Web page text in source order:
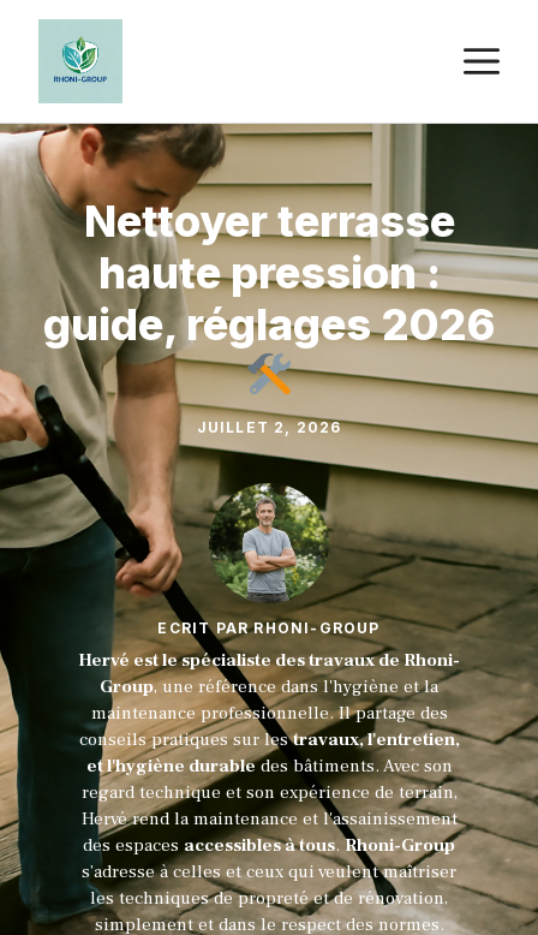
Aller
contenu
Nettoyer terrasse
haute pression :
guide, réglages 2026
JUILLET 2, 2026
ECRIT PAR RHONI-GROUP
Hervé est le spécialiste des travaux de Rhoni-
Group, une référence dans l'hygiène et la
maintenance professionnelle. Il partage des
conseils pratiques sur lestravaux, l'entretien,
et l'hygiène durabledes bâtiments. Avec son
regard technique et son expérience de terrain,
Hervé rend la maintenance et l'assainissement
des espaces accessibles à tous.Rhoni-Group
s’adresse à celles et ceux qui veulent maîtriser
les techniques de propreté et de rénovation,
simplement et dans le respect des normes.